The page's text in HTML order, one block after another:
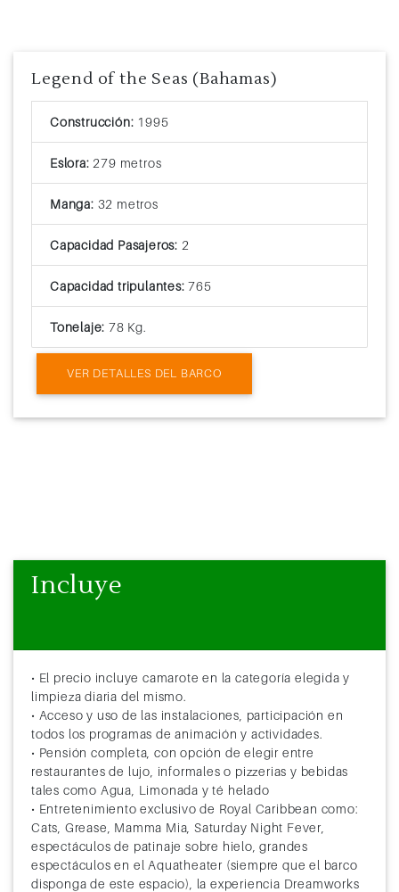
Legend of the Seas (Bahamas)
Construcción: 1995
Eslora: 279 metros
Manga: 32 metros
Capacidad Pasajeros: 2
Capacidad tripulantes: 765
Tonelaje: 78 Kg.
VER DETALLES DEL BARCO
Incluye
• El precio incluye camarote en la categoría elegida y
limpieza diaria del mismo.
• Acceso y uso de las instalaciones, participación en
todos los programas de animación y actividades.
• Pensión completa, con opción de elegir entre
restaurantes de lujo, informales o pizzerias y bebidas
tales como Agua, Limonada y té helado
• Entretenimiento exclusivo de Royal Caribbean como:
Cats, Grease, Mamma Mia, Saturday Night Fever,
espectáculos de patinaje sobre hielo, grandes
espectáculos en el Aquatheater (siempre que el barco
disponga de este espacio), la experiencia Dreamworks